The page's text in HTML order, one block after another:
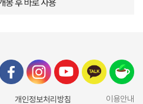
개인정보처리방침
이용안내